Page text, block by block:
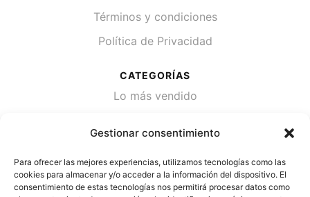
Gestionar consentimiento
Para ofrecer las mejores experiencias, utilizamos tecnologías como las
cookies para almacenar y/o acceder a la información del dispositivo. El
consentimiento de estas tecnologías nos permitirá procesar datos como
Términos y condiciones
Política de Privacidad
CATEGORÍAS
Lo más vendido
Desinfección de agua